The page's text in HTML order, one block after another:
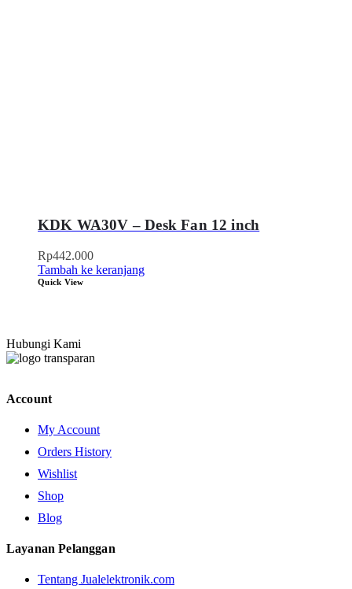
KDK WA30V – Desk Fan 12 inch
Rp442.000
Tambah ke keranjang
Quick View
Hubungi Kami
Account
My Account
Orders History
Wishlist
Shop
Blog
Layanan Pelanggan
Tentang Jualelektronik.com